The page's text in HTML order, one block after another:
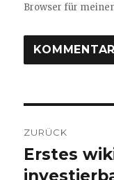
Browser für
ZURÜCK
Vorheriger
Beitrag:
Erstes